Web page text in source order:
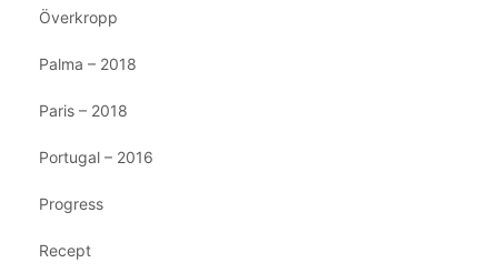
Överkropp
Palma – 2018
Paris – 2018
Portugal – 2016
Progress
Recept